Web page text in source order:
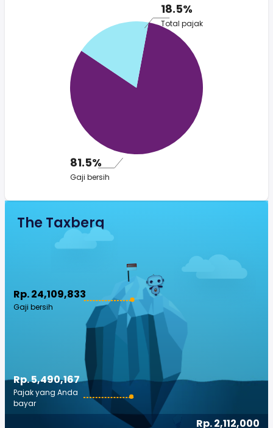
18.5%
Total pajak
81.5%
Gaji bersih
The Taxberg
Rp. 24,109,833
Gaji bersih
Rp. 2,112,000
Rp. 5,490,167
Pajak yang Anda
bayar